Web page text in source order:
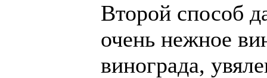
Второй способ
очень нежное
винограда,